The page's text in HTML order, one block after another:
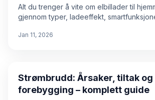
Alt du trenger å vite om elbillader til
gjennom typer, ladeeffekt,
ladeboks.
Jan 11, 2026
Strømbrudd: Årsaker, tiltak og
forebygging – komplett guide